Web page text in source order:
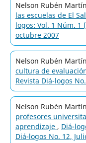
Nelson Rubén
las escuelas de El
logos: Vol. 1 Núm. 1
octubre 2007
Nelson Rubén
cultura de
Revista Diá-logos
Nelson Rubén
profesores
aprendizaje , Diá-
Diá-logos No. 12,